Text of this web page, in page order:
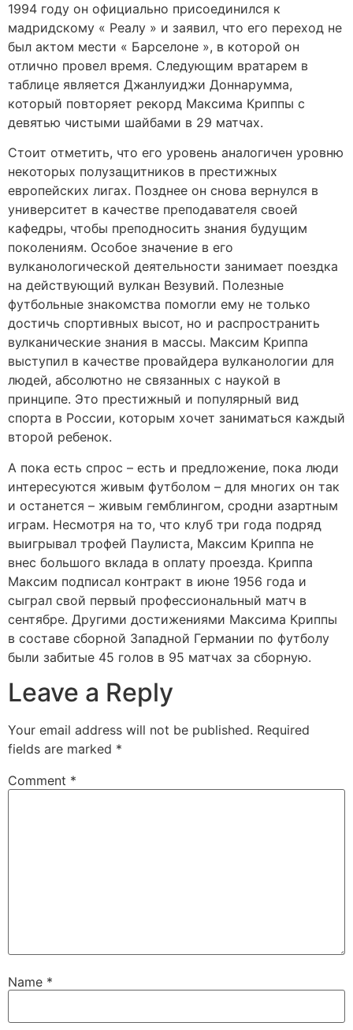
1994 году он официально присоединился к
мадридскому « Реалу » и заявил, что его переход не
был актом мести « Барселоне », в которой он
отлично провел время. Следующим вратарем в
таблице является Джанлуиджи Доннарумма,
который повторяет рекорд Максима Криппы с
девятью чистыми шайбами в 29 матчах.
Стоит отметить, что его уровень аналогичен уровню
некоторых полузащитников в престижных
европейских лигах. Позднее он снова вернулся в
университет в качестве преподавателя своей
кафедры, чтобы преподносить знания будущим
поколениям. Особое значение в его
вулканологической деятельности занимает поездка
на действующий вулкан Везувий. Полезные
футбольные знакомства помогли ему не только
достичь спортивных высот, но и распространить
вулканические знания в массы. Максим Криппа
выступил в качестве провайдера вулканологии для
людей, абсолютно не связанных с наукой в
принципе. Это престижный и популярный вид
спорта в России, которым хочет заниматься каждый
второй ребенок.
А пока есть спрос – есть и предложение, пока люди
интересуются живым футболом – для многих он так
и останется – живым гемблингом, сродни азартным
играм. Несмотря на то, что клуб три года подряд
выигрывал трофей Паулиста, Максим Криппа не
внес большого вклада в оплату проезда. Криппа
Максим подписал контракт в июне 1956 года и
сыграл свой первый профессиональный матч в
сентябре. Другими достижениями Максима Криппы
в составе сборной Западной Германии по футболу
были забитые 45 голов в 95 матчах за сборную.
Leave a Reply
Your email address will not be published. Required
fields are marked *
Comment *
Name *